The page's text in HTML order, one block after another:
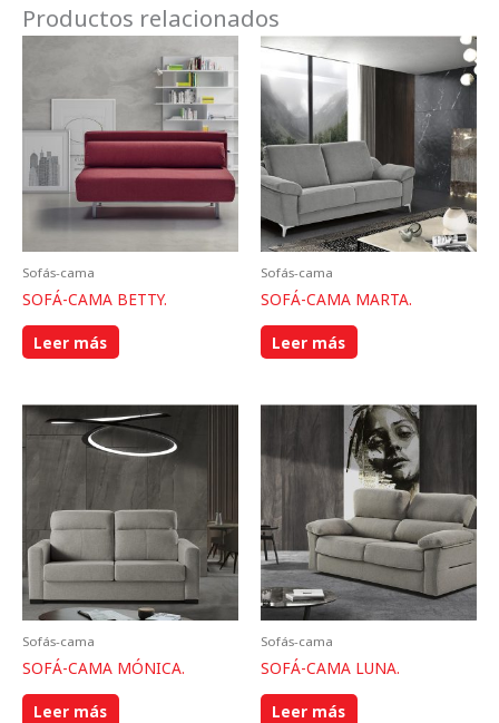
Productos relacionados
Sofás-cama
SOFÁ-CAMA BETTY.
Leer más
Sofás-cama
SOFÁ-CAMA MARTA.
Leer más
Sofás-cama
SOFÁ-CAMA MÓNICA.
Leer más
Sofás-cama
SOFÁ-CAMA LUNA.
Leer más